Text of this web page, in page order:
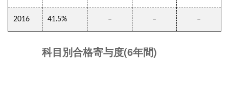
2016 41.5% – – –